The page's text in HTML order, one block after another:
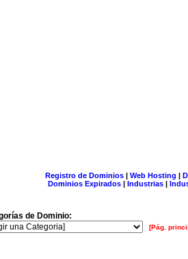
Registro de Dominios| Web Hosting |
Dominios Expirados | Industrias |
de Dominio:
[Pág.